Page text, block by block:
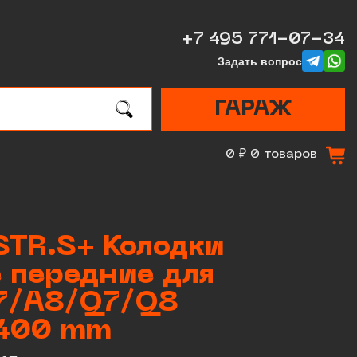
+7 495 771-07-34
Задать вопросtelegram
ГАРАЖ
0 ₽ 0 товаров
Колодки
для
A8/Q7/Q8
mm